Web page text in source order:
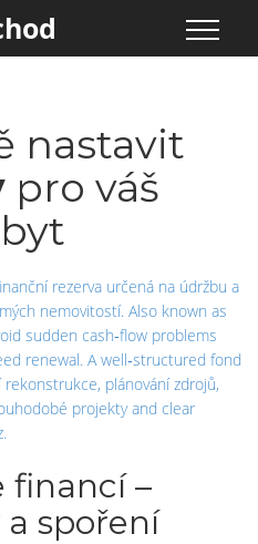
nastavit
pro váš
rezerva určená na údržbu a
nemovitostí. Also known as
sudden cash‑flow problems
renewal. A well‑structured fond
rekonstrukce, plánování zdrojů,
projektyand clear
financí –
spoření